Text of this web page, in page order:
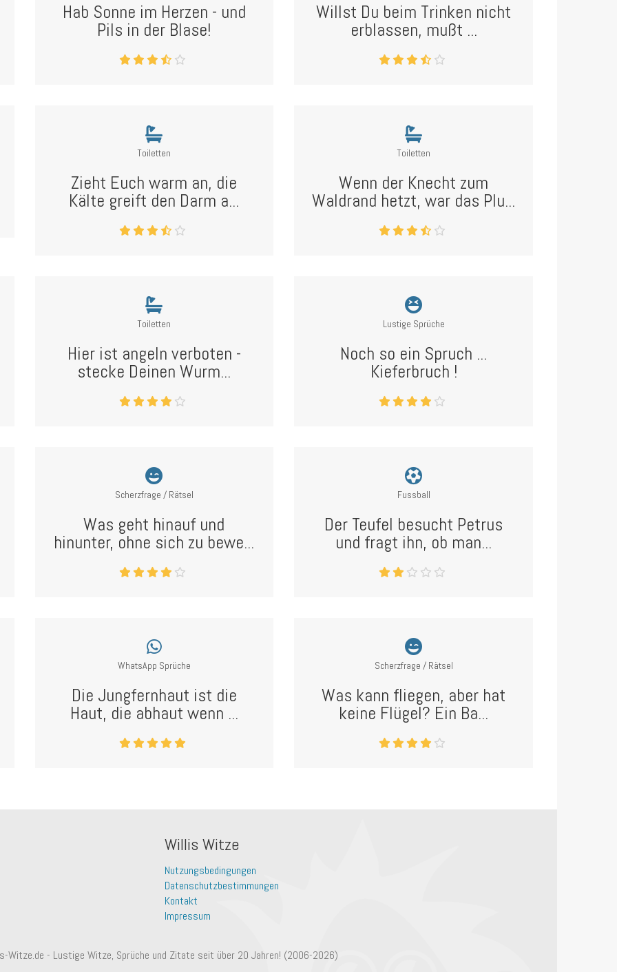
Hab Sonne im Herzen - und
Pils in der Blase!
Willst Du beim Trinken nicht
erblassen, mußt ...
Toiletten
Zieht Euch warm an, die
Kälte greift den Darm a...
Toiletten
Wenn der Knecht zum
Waldrand hetzt, war das Plu...
Toiletten
Hier ist angeln verboten -
stecke Deinen Wurm...
Lustige Sprüche
Noch so ein Spruch ...
Kieferbruch !
Scherzfrage / Rätsel
Was geht hinauf und
hinunter, ohne sich zu bewe...
Fussball
Der Teufel besucht Petrus
und fragt ihn, ob man...
WhatsApp Sprüche
Die Jungfernhaut ist die
Haut, die abhaut wenn ...
Scherzfrage / Rätsel
Was kann fliegen, aber hat
keine Flügel? Ein Ba...
Willis Witze
Nutzungsbedingungen
Datenschutzbestimmungen
Kontakt
Impressum
Witze.de - Lustige Witze, Sprüche und Zitate seit über 20 Jahren! (2006-2026)